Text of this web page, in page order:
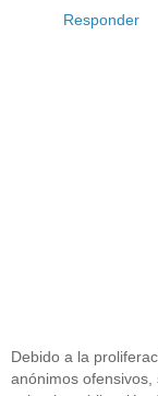
Responder
Debido a la
anónimos